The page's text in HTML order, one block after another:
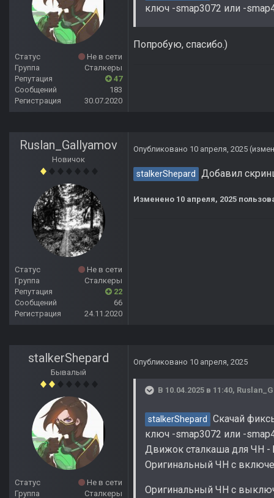
Статус
Не в сети
Группа
Сталкеры
Репутация
47
Сообщений
183
Регистрация
30.07.2020
ключ -smap3072 или -
Попробую, спасибо.)
Ruslan_Gallyamov
Новичок
Статус
Не в сети
Группа
Сталкеры
Репутация
22
Сообщений
66
Регистрация
24.11.2020
Опубликовано 10 апреля, 2025
stalkerShepard Добавил
Изменено 10 апреля, 2025
stalkerShepard
Бывалый
Статус
Не в сети
Группа
Сталкеры
Опубликовано 10 апреля, 2025
В 10.04.2025 в 11:40,
stalkerShepard
Скачай
ключ -smap3072 или -
Движок сталкаша для ЧН -
Оригинальный ЧН с
Оригинальный ЧН с